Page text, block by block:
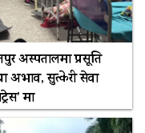
अस्पतालमा प्रसूति
अभाव, सुत्केरी सेवा
मा